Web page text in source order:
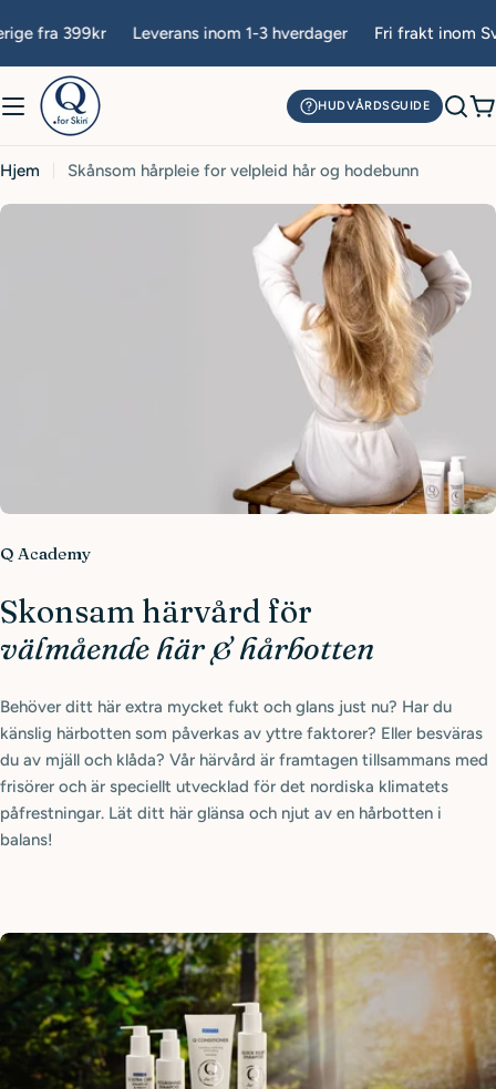
til
innhold
fra 399kr Leverans inom 1-3 hverdager Fri frakt inom
HUDVÅRDSGUIDE
Hjem Skånsom hårpleie for velpleid hår og hodebunn
Q Academy
Skonsam härvård för
välmående här & hårbotten
Behöver ditt här extra mycket fukt och glans just nu? Har du
känslig härbotten som påverkas av yttre faktorer? Eller besväras
du av mjäll och klåda? Vår härvård är framtagen tillsammans med
frisörer och är speciellt utvecklad för det nordiska klimatets
påfrestningar. Lät ditt här glänsa och njut av en hårbotten i
balans!